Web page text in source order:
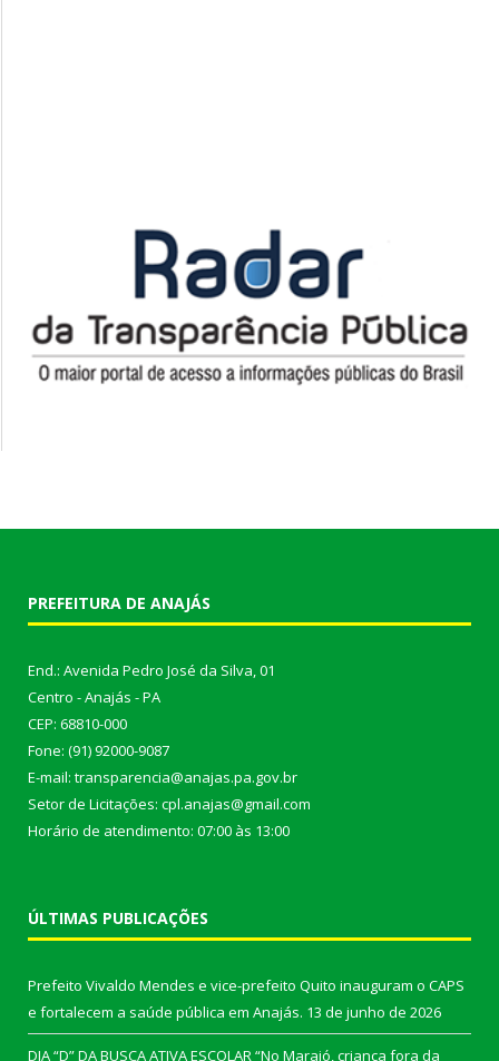
PREFEITURA DE ANAJÁS
End.: Avenida Pedro José da Silva, 01
Centro - Anajás - PA
CEP: 68810-000
Fone: (91) 92000-9087
E-mail: transparencia@anajas.pa.gov.br
Setor de Licitações: cpl.anajas@gmail.com
Horário de atendimento: 07:00 às 13:00
ÚLTIMAS PUBLICAÇÕES
Prefeito Vivaldo Mendes e vice-prefeito Quito inauguram o CAPS
e fortalecem a saúde pública em Anajás. 13 de junho de 2026
DIA “D” DA BUSCA ATIVA ESCOLAR “No Marajó, criança fora da